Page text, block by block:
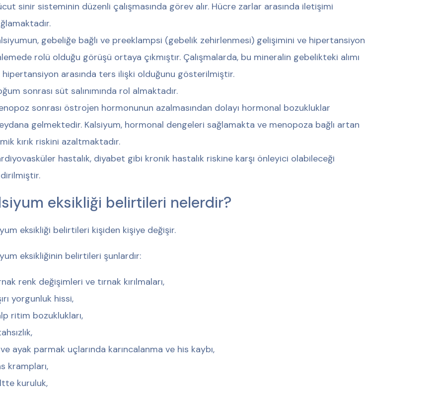
sinir sisteminin düzenli çalışmasında görev alır. Hücre zarlar arasında iletişimi
gebeliğe bağlı ve preeklampsi (gebelik zehirlenmesi) gelişimini ve hipertansiyon
rolü olduğu görüşü ortaya çıkmıştır. Çalışmalarda, bu mineralin gebelikteki alımı
hipertansiyon arasında ters ilişki olduğunu gösterilmiştir.
sonrası süt salınımında rol almaktadır.
sonrası östrojen hormonunun azalmasından dolayı hormonal bozukluklar
gelmektedir. Kalsiyum, hormonal dengeleri sağlamakta ve menopoza bağlı artan
kırık riskini azaltmaktadır.
hastalık, diyabet gibi kronik hastalık riskine karşı önleyici olabileceği
eksikliği belirtileri nelerdir?
eksikliği belirtileri kişiden kişiye değişir.
eksikliğinin belirtileri şunlardır:
renk değişimleri ve tırnak kırılmaları,
yorgunluk hissi,
ritim bozuklukları,
ayak parmak uçlarında karıncalanma ve his kaybı,
krampları,
kuruluk,